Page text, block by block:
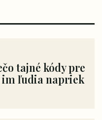
tajné kódy pre
im ľudia napriek